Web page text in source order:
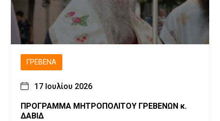
ΓΡΕΒΕΝΆ
17 Ιουλίου 2026
ΠΡΟΓΡΑΜΜΑ ΜΗΤΡΟΠΟΛΙΤΟΥ ΓΡΕΒΕΝΩΝ κ.
ΔΑΒΙΔ